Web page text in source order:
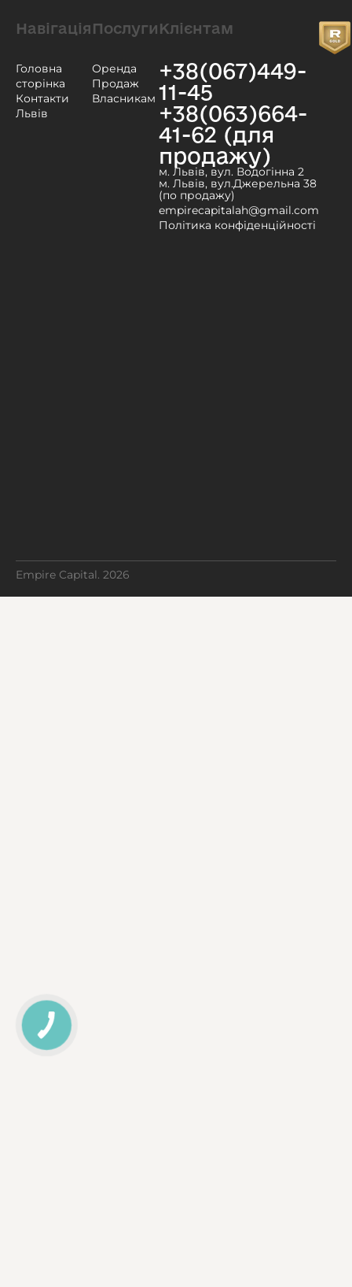
Навігація
Головна
сторінка
Контакти
Львів
Послуги
Оренда
Продаж
Власникам
Клієнтам
+38(067)449-
11-45
+38(063)664-
41-62 (для
продажу)
м. Львів, вул. Водогінна 2
м. Львів, вул.Джерельна 38
(по продажу)
empirecapitalah@gmail.com
Політика конфіденційності
Empire Capital. 2026